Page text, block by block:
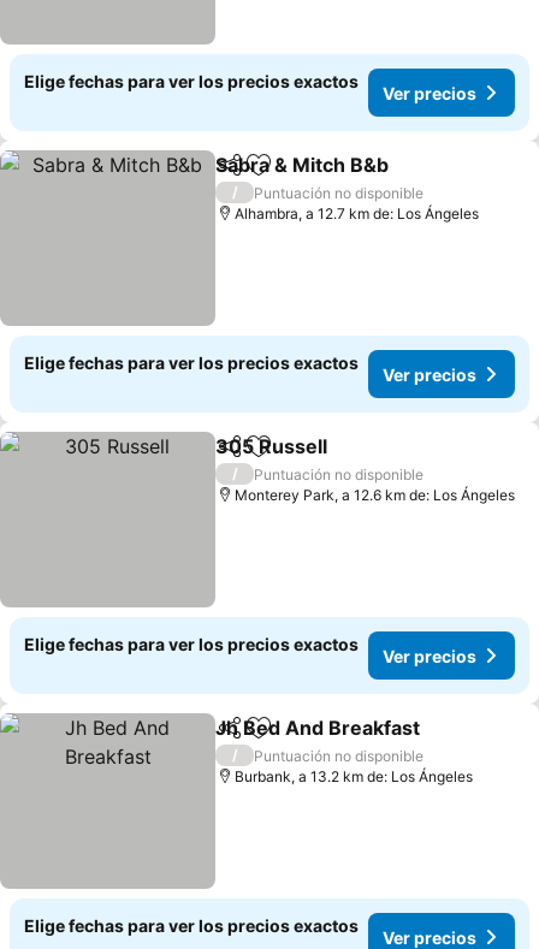
Elige fechas para ver los precios exactos
Ver precios
CompartirAgregar a favoritos
Sabra & Mitch B&b
/
Puntuación no disponible
Alhambra, a 12.7 km de: Los Ángeles
Elige fechas para ver los precios exactos
Ver precios
CompartirAgregar a favoritos
305 Russell
/
Puntuación no disponible
Monterey Park, a 12.6 km de: Los Ángeles
Elige fechas para ver los precios exactos
Ver precios
CompartirAgregar a favoritos
Jh Bed And Breakfast
/
Puntuación no disponible
Burbank, a 13.2 km de: Los Ángeles
Elige fechas para ver los precios exactos
Ver precios